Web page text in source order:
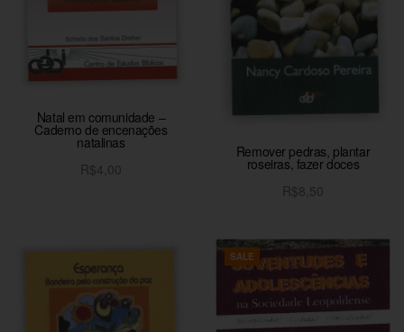
Natal em comunidade –
Caderno de encenações
natalinas
R$4,00
Remover pedras, plantar
roseiras, fazer doces
R$8,50
SALE